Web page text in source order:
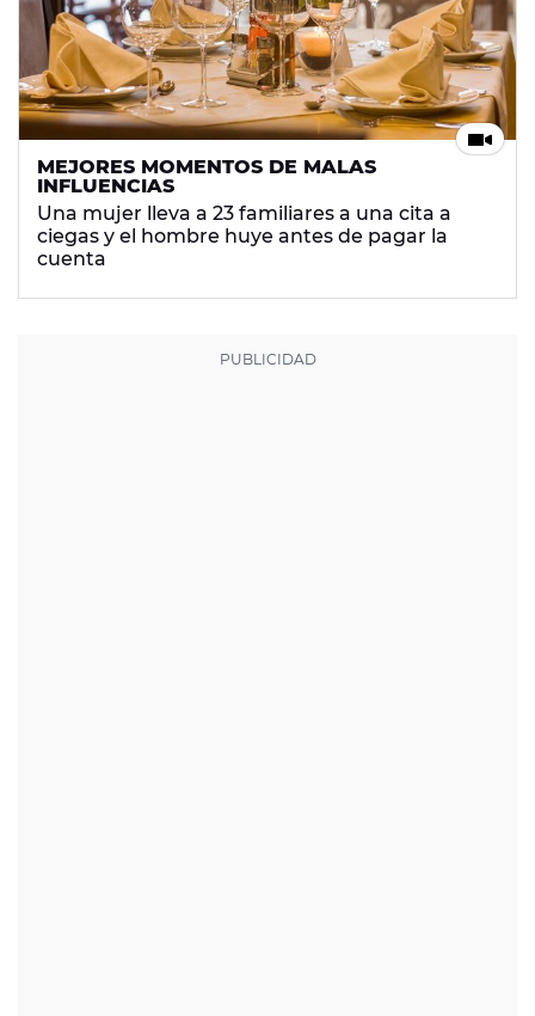
MEJORES MOMENTOS DE MALAS
INFLUENCIAS
Una mujer lleva a 23 familiares a una cita a
ciegas y el hombre huye antes de pagar la
cuenta